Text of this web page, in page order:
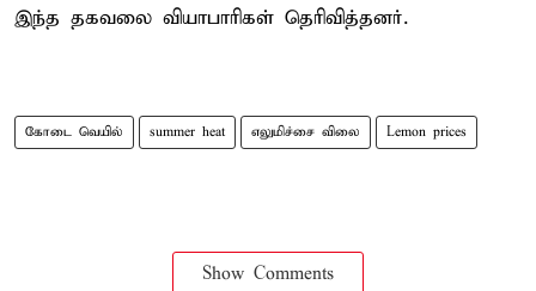
இந்த தகவலை வியாபாரிகள் தெரிவித்தனர்.
கோடை வெயில் summer heat எலுமிச்சை விலை Lemon prices
Show Comments